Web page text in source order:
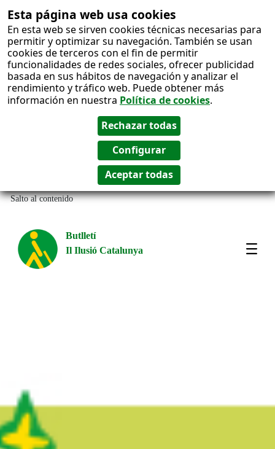
Esta página web usa cookies
En esta web se sirven cookies técnicas necesarias para
permitir y optimizar su navegación. También se usan
cookies de terceros con el fin de permitir
funcionalidades de redes sociales, ofrecer publicidad
basada en sus hábitos de navegación y analizar el
rendimiento y tráfico web. Puede obtener más
información en nuestra Política de cookies.
Salto al contenido
Butlletí
Il Ilusió Catalunya